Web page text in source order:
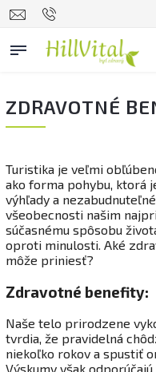
ZDRAVOTNÉ
Turistika je veľmi
ako forma pohybu, ktorá
výhľady a
všeobecnosti našim
súčasnému spôsobu
oproti minulosti. Aké
môže priniesť?
Zdravotné benefity:
Naše telo prirodzene
tvrdia, že pravidelná
niekoľko rokov a spustiť
Výskumy však